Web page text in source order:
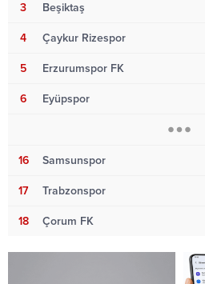
3 Beşiktaş
4 Çaykur Rizespor
5 Erzurumspor FK
6 Eyüpspor
16 Samsunspor
17 Trabzonspor
18 Çorum FK